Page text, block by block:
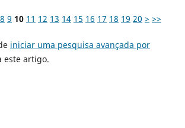
8 9 10 11 12 13 14 15 16 17 18 19 20 > >>
iniciar uma pesquisa avançada por
este artigo.